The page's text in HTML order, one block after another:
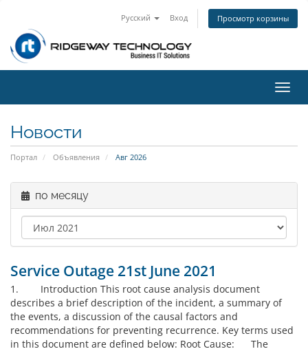
Русский Вход Просмотр корзины
Новости
Портал Объявления Авг 2026
по месяцу
Service Outage 21st June 2021
1. Introduction This root cause analysis document
describes a brief description of the incident, a summary of
the events, a discussion of the causal factors and
recommendations for preventing recurrence. Key terms used
in this document are defined below: Root Cause: The